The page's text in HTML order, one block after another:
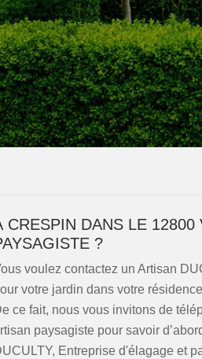
CRESPIN DANS LE 12800
?
voulez contactez un Artisan
votre jardin dans votre
ce fait, nous vous invitons de
paysagiste pour savoir
Entreprise d'élagage et